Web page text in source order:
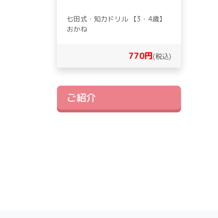
七田式・知力ドリル 【3・4歳】
おかね
770円(税込)
ご紹介